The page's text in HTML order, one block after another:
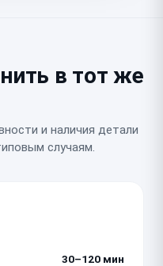
в тот же
и наличия детали
случаям.
30–120 мин